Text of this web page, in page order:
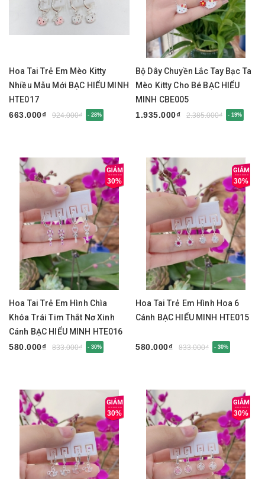
Hoa Tai Trẻ Em Mèo Kitty
Nhiều Mẫu Mới BẠC HIỂU MINH
HTE017
663.000₫
924.000₫ - 28%
Bộ Dây Chuyền Lắc Tay Bạc Ta
Mèo Kitty Cho Bé BẠC HIỂU
MINH CBE005
1.935.000₫
2.385.000₫ - 19%
30%
Hoa Tai Trẻ Em Hình Chìa
Khóa Trái Tim Thắt Nơ Xinh
Cánh BẠC HIỂU MINH HTE016
580.000₫
833.000₫ - 30%
30%
Hoa Tai Trẻ Em Hình Hoa 6
Cánh BẠC HIỂU MINH HTE015
580.000₫ 833.000₫ - 30%
30% 30%